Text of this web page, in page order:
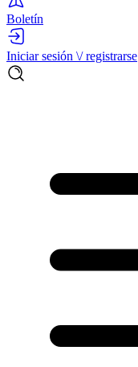
Boletín
Iniciar sesión \/ registrarse